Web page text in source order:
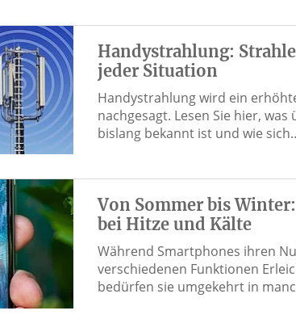
Handystrahlung:
jeder Situation
Handystrahlung wird ein
nachgesagt. Lesen Sie hier,
bislang bekannt ist und wie
Von Sommer bis
bei Hitze und Kälte
Während Smartphones ihren
verschiedenen Funktionen
bedürfen sie umgekehrt in